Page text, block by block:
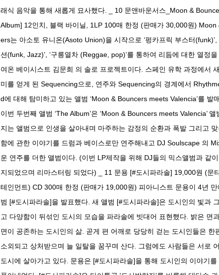
래식 음악을 통해 새롭게 묘사했다. _ 10 문앤바운서스_Moon &
Album] 12인치, 블랙 바이닐, 1LP 100매 한정 (판매가 30,000원) Moon
ers는 아소토 유니온(Asoto Union)을 시작으로 ‘펑카프릭 부스터(funk)’,
션(funk, Jazz)’, ‘구릉열차 (Reggae, pop)’를 통하여 리듬에 대한 열정
여온 베이시스트 김문희 의 솔로 프로젝트이다. 스페인 유학 과정에서
미를 얻게 된 Sequencing으로, 연주와 Sequencing의 경계에서
d에 대해 탐미하고 있는 앨범 ‘Moon & Bouncers meets Valencia’를 발
이번 두번째 앨범 ‘The Album’은 ‘Moon & Bouncers meets Valencia’ 앨
지는 앨범으로 인생을 살아내며 마주하는 감정의 순환과 폭발 그리고
함에 관한 이야기를 드럼과 베이스로만 연주해내고 DJ Soulscape 의
운 연주를 더한 앨범이다. (이번 LP제작을 위해 DJ들의 믹스앨범과 같
지되었으며 리마스터링 되었다) _ 11 문용 [#도시파라솔] 19,000원 (문
테인먼트) CD 300매 한정 (판매가 19,000원) 피아니스트 문용이 4년 만
범 [#도시파라솔]을 발표했다. 새 앨범 [#도시파라솔]은 도시인의 빛과
고 다양함이 뒤섞인 도시의 모습을 파라솔에 빗대어 표현했다. 밝은 면
면이 공존하는 도시인의 삶. 곧게 편 어깨로 당당히 걷는 도시인들은 한
소외되고 상처받으며 늘 일탈을 꿈꾸며 산다. 그럼에도 사람들은 서로
도시에 살아가고 있다. 문용은 [#도시파라솔]을 통해 도시인의 이야기를